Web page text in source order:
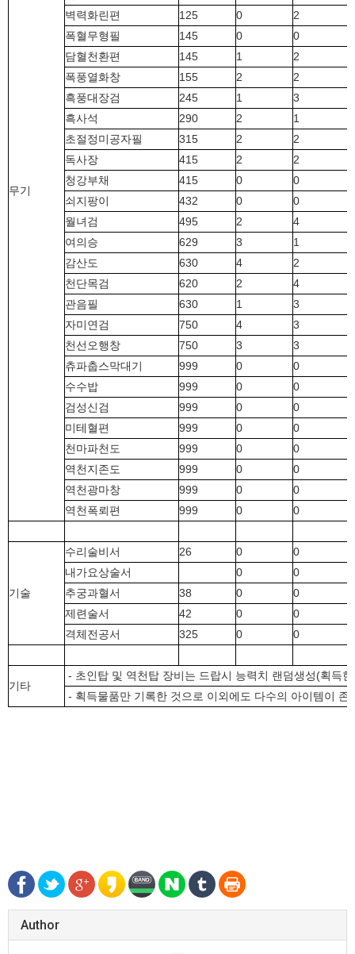
무기
벽력화린편
125 0 2
폭혈무형필
145 0 0
담혈천환편
145 1 2
폭풍열화창
155 2 2
흑풍대장검
245 1 3
흑사석
290 2 1
초절정미공자필
315 2 2
독사장
415 2 2
청강부채
415 0 0
쇠지팡이
432 0 0
월녀검
495 2 4
여의승
629 3 1
감산도
630 4 2
천단목검
620 2 4
관음필
630 1 3
자미연검
750 4 3
천선오행창
750 3 3
츄파춥스막대기
999 0 0
수수밥
999 0 0
검성신검
999 0 0
미테혈편
999 0 0
천마파천도
999 0 0
역천지존도
999 0 0
역천광마창
999 0 0
역천폭뢰편
999 0 0
기술
수리술비서 26 0 0
내가요상술서
0 0
추궁과혈서
38 0 0
제련술서
42 0 0
격체전공서
325 0 0
기타
- 초인탑 및 역천탑 장비는 드랍시 능력치 랜덤생성(획득
- 획득물품만 기록한 것으로 이외에도 다수의 아이템이 존
Author